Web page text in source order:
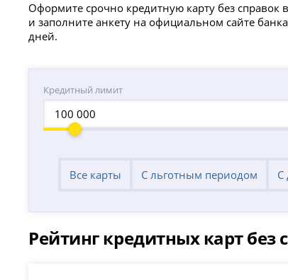
Оформите срочно кредитную карту без
и заполните анкету на официальном сайте
дней.
Кредитный лимит
Все карты С льготным периодом С
Рейтинг кредитных карт без